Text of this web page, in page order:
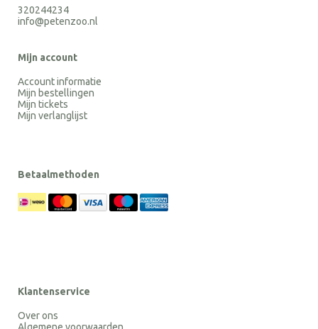
320244234
info@petenzoo.nl
Mijn account
Account informatie
Mijn bestellingen
Mijn tickets
Mijn verlanglijst
Betaalmethoden
Klantenservice
Over ons